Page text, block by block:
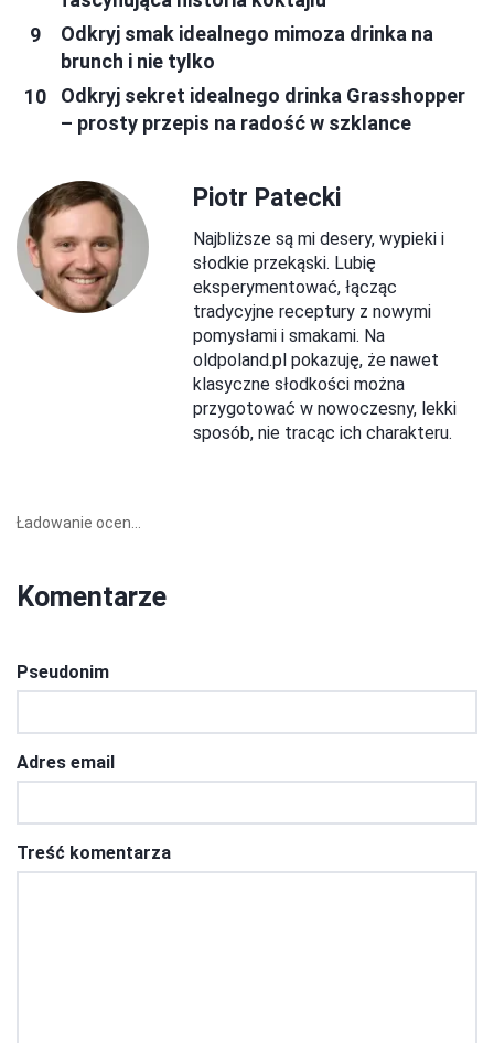
Odkryj smak idealnego mimoza drinka na
brunch i nie tylko
Odkryj sekret idealnego drinka Grasshopper
– prosty przepis na radość w szklance
Piotr Patecki
Najbliższe są mi desery, wypieki i
słodkie przekąski. Lubię
eksperymentować, łącząc
tradycyjne receptury z nowymi
pomysłami i smakami. Na
oldpoland.pl pokazuję, że nawet
klasyczne słodkości można
przygotować w nowoczesny, lekki
sposób, nie tracąc ich charakteru.
Ładowanie ocen...
Komentarze
Pseudonim
Adres email
Treść komentarza